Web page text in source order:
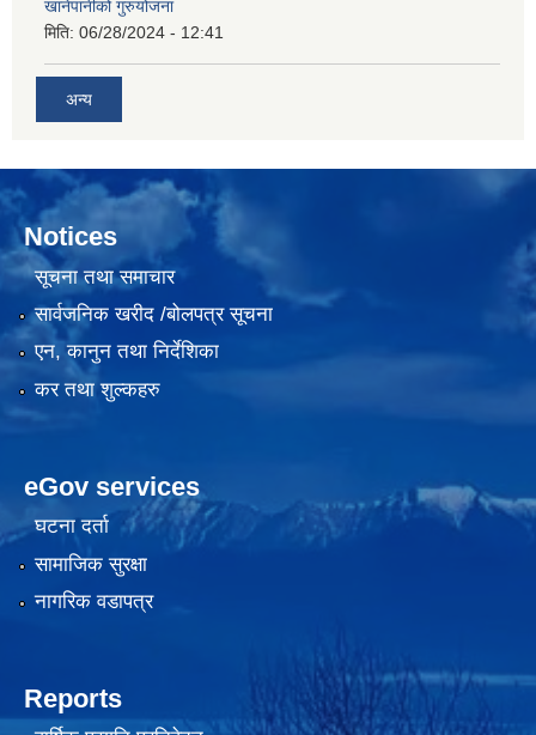
खानेपानीको गुरुयोजना
मिति: 06/28/2024 - 12:41
अन्य
Notices
सूचना तथा समाचार
सार्वजनिक खरीद /बोलपत्र सूचना
एन, कानुन तथा निर्देशिका
कर तथा शुल्कहरु
eGov services
घटना दर्ता
सामाजिक सुरक्षा
नागरिक वडापत्र
Reports